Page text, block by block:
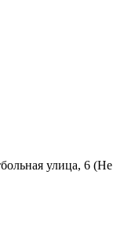
улица, 6 (Не